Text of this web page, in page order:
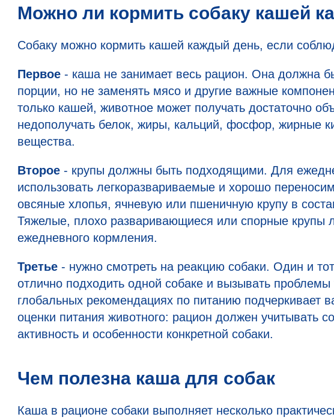
Можно ли кормить собаку кашей
Собаку можно кормить кашей каждый день, если
Первое - каша не занимает весь рацион. Она должна
порции, но не заменять мясо и другие важные
только кашей, животное может получать достаточно
недополучать белок, жиры, кальций, фосфор, жирные
вещества.
Второе - крупы должны быть подходящими. Для
использовать легкоразвариваемые и хорошо
овсяные хлопья, ячневую или пшеничную крупу в
Тяжелые, плохо разваривающиеся или спорные крупы
ежедневного кормления.
Третье - нужно смотреть на реакцию собаки. Один и
отлично подходить одной собаке и вызывать проблемы
глобальных рекомендациях по питанию подчеркивает
оценки питания животного: рацион должен учитывать
активность и особенности конкретной собаки.
Чем полезна каша для собак
Каша в рационе собаки выполняет несколько